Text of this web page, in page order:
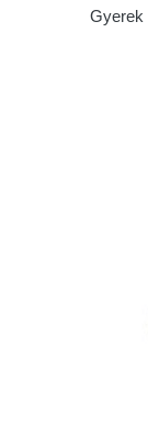
Gyerek